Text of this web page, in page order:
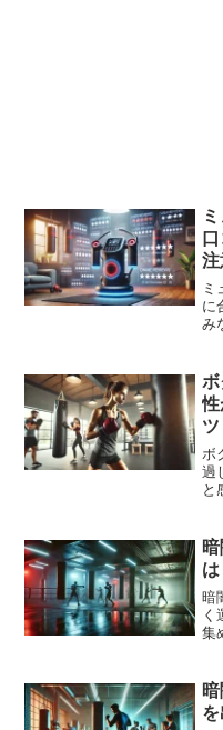
注
ミ
に
み
中
選
ボ
性
ツ
ボ
過
と
体
し
暗
く
集
で